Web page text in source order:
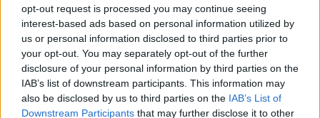
opt-out request is processed you may continue seeing
interest-based ads based on personal information utilized by
us or personal information disclosed to third parties prior to
your opt-out. You may separately opt-out of the further
disclosure of your personal information by third parties on the
IAB’s list of downstream participants. This information may
also be disclosed by us to third parties on the IAB’s List of
Downstream Participants that may further disclose it to other
MATKAILU
Finnairin lennoista osan lentää
jatkossa toinen lentoyhtiö –
matkustajille tärkeä rajoitus